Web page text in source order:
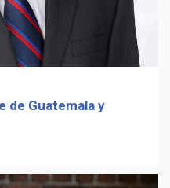
de Guatemala y